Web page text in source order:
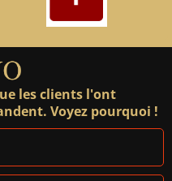
les clients l'ont
Voyez pourquoi !